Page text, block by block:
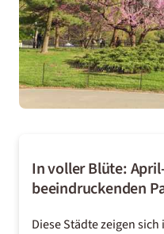
In voller Blüte:
beeindruckenden
Diese Städte zeigen